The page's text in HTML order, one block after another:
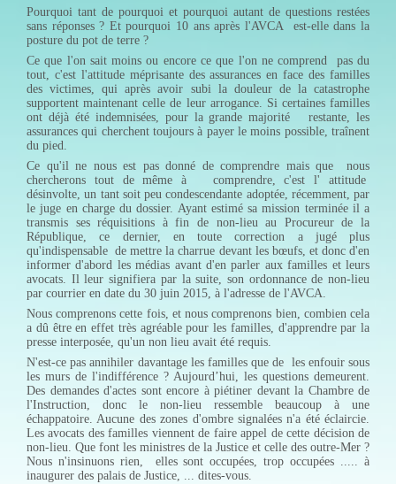
Pourquoi tant de pourquoi et pourquoi autant de questions restées
sans réponses ? Et pourquoi 10 ans après l'AVCA est-elle dans la
posture du pot de terre ?
Ce que l'on sait moins ou encore ce que l'on ne comprend pas du
tout, c'est l'attitude méprisante des assurances en face des familles
des victimes, qui après avoir subi la douleur de la catastrophe
supportent maintenant celle de leur arrogance. Si certaines familles
ont déjà été indemnisées, pour la grande majorité restante, les
assurances qui cherchent toujours à payer le moins possible, traînent
du pied.
Ce qu'il ne nous est pas donné de comprendre mais que nous
chercherons tout de même à comprendre, c'est l' attitude
désinvolte, un tant soit peu condescendante adoptée, récemment, par
le juge en charge du dossier. Ayant estimé sa mission terminée il a
transmis ses réquisitions à fin de non-lieu au Procureur de la
République, ce dernier, en toute correction a jugé plus
qu'indispensable de mettre la charrue devant les bœufs, et donc d'en
informer d'abord les médias avant d'en parler aux familles et leurs
avocats. Il leur signifiera par la suite, son ordonnance de non-lieu
par courrier en date du 30 juin 2015, à l'adresse de l'AVCA.
Nous comprenons cette fois, et nous comprenons bien, combien cela
a dû être en effet très agréable pour les familles, d'apprendre par la
presse interposée, qu'un non lieu avait été requis.
N'est-ce pas annihiler davantage les familles que de les enfouir sous
les murs de l'indifférence ? Aujourd’hui, les questions demeurent.
Des demandes d'actes sont encore à piétiner devant la Chambre de
l'Instruction, donc le non-lieu ressemble beaucoup à une
échappatoire. Aucune des zones d'ombre signalées n'a été éclaircie.
Les avocats des familles viennent de faire appel de cette décision de
non-lieu. Que font les ministres de la Justice et celle des outre-Mer ?
Nous n'insinuons rien, elles sont occupées, trop occupées ..... à
inaugurer des palais de Justice, ... dites-vous.